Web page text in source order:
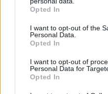
grant or deny consent to
use your data for below
consent section.
Opted In
I want to opt-out of the
Personal Data.
Opted In
I want to opt-out of
Personal Data for
Opted In